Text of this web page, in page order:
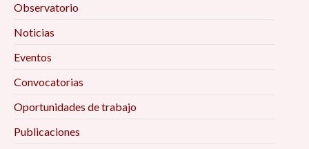
Observatorio
Noticias
Eventos
Convocatorias
Oportunidades de trabajo
Publicaciones